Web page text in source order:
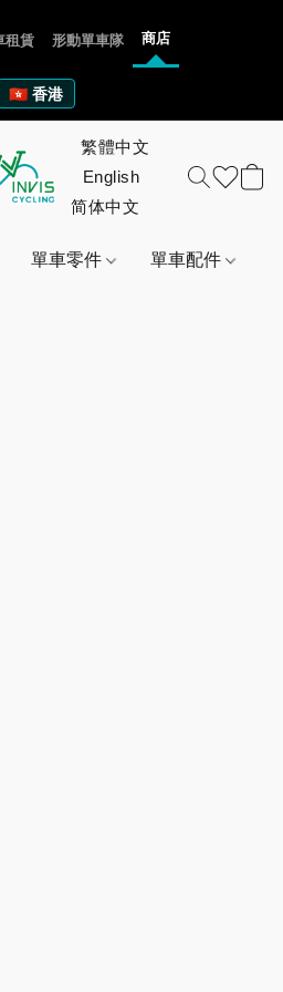
租賃 形動單車隊 商店
🇭🇰 香港
單車零件 單車配件